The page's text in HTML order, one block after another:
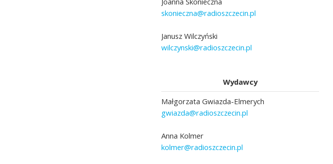
skonieczna@radioszczecin.pl
Janusz Wilczyński
wilczynski@radioszczecin.pl
Wydawcy
Małgorzata Gwiazda-Elmerych
gwiazda@radioszczecin.pl
Anna Kolmer
kolmer@radioszczecin.pl